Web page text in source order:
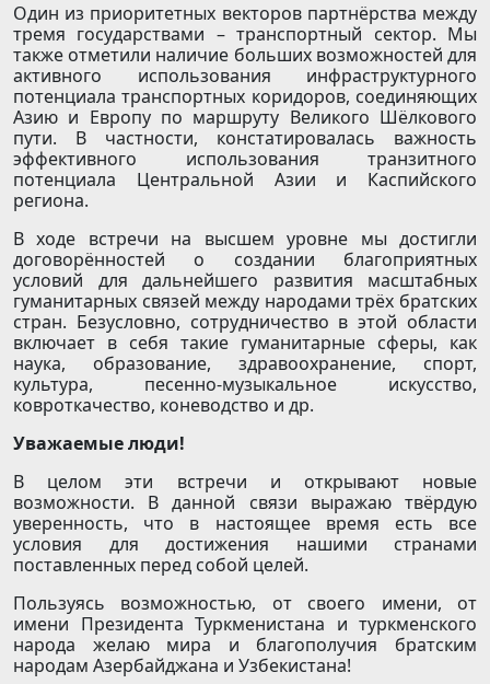
Один из приоритетных векторов партнёрства между
тремя государствами – транспортный сектор. Мы
также отметили наличие больших возможностей для
активного использования инфраструктурного
потенциала транспортных коридоров, соединяющих
Азию и Европу по маршруту Великого Шёлкового
пути. В частности, констатировалась важность
эффективного использования транзитного
потенциала Центральной Азии и Каспийского
региона.
В ходе встречи на высшем уровне мы достигли
договорённостей о создании благоприятных
условий для дальнейшего развития масштабных
гуманитарных связей между народами трёх братских
стран. Безусловно, сотрудничество в этой области
включает в себя такие гуманитарные сферы, как
наука, образование, здравоохранение, спорт,
культура, песенно-музыкальное искусство,
ковроткачество, коневодство и др.
Уважаемые люди!
В целом эти встречи и открывают новые
возможности. В данной связи выражаю твёрдую
уверенность, что в настоящее время есть все
условия для достижения нашими странами
поставленных перед собой целей.
Пользуясь возможностью, от своего имени, от
имени Президента Туркменистана и туркменского
народа желаю мира и благополучия братским
народам Азербайджана и Узбекистана!